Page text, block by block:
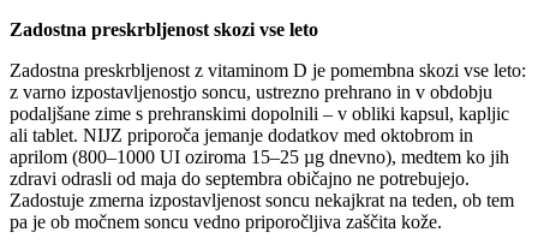
Zadostna preskrbljenost skozi vse leto
Zadostna preskrbljenost z vitaminom D je pomembna skozi vse leto:
z varno izpostavljenostjo soncu, ustrezno prehrano in v obdobju
podaljšane zime s prehranskimi dopolnili – v obliki kapsul, kapljic
ali tablet. NIJZ priporoča jemanje dodatkov med oktobrom in
aprilom (800–1000 UI oziroma 15–25 µg dnevno), medtem ko jih
zdravi odrasli od maja do septembra običajno ne potrebujejo.
Zadostuje zmerna izpostavljenost soncu nekajkrat na teden, ob tem
pa je ob močnem soncu vedno priporočljiva zaščita kože.